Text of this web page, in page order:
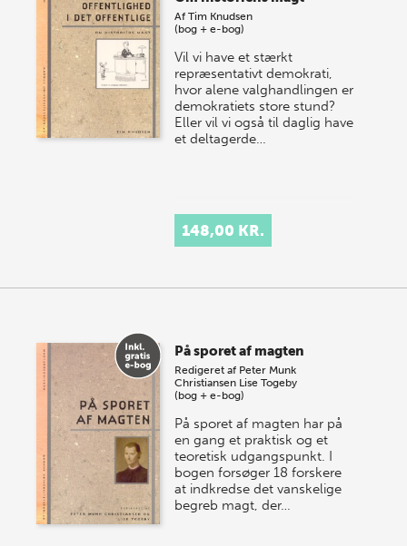
AfTim Knudsen
(bog + e-bog)
Vil vi have et stærkt
repræsentativt demokrati,
hvor alene valghandlingen er
demokratiets store stund?
Eller vil vi også til daglig have
et deltagerde…
148,00 KR.
På sporet af magten
Redigeret af Peter Munk
Christiansen Lise Togeby
(bog + e-bog)
På sporet af magten har på
en gang et praktisk og et
teoretisk udgangspunkt. I
bogen forsøger 18 forskere
at indkredse det vanskelige
begreb magt, der…